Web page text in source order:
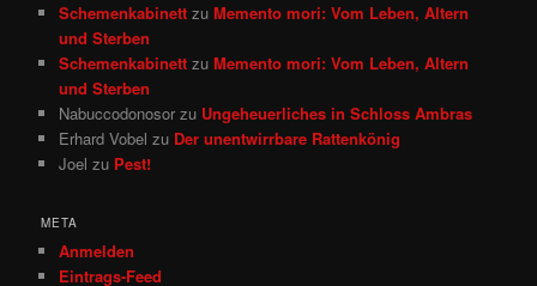
Schemenkabinett zuMemento mori: Vom Leben, Altern
und Sterben
Schemenkabinett zuMemento mori: Vom Leben, Altern
und Sterben
Nabuccodonosor zu Ungeheuerliches in Schloss Ambras
Erhard Vobel zu Der unentwirrbare Rattenkönig
Joel zu Pest!
META
Anmelden
Eintrags-Feed